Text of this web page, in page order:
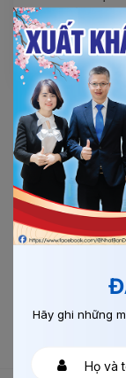
Thành
nghĩ mà
TAGS
Làm Gì Để Thành
Làm Thế Nào Để
Hãy ghi những